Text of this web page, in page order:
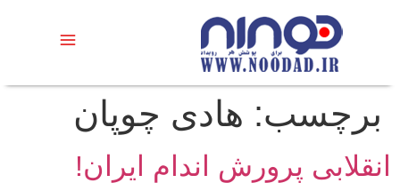
برچسب: هادی چوپان
انقلابی پرورش اندام ایران!